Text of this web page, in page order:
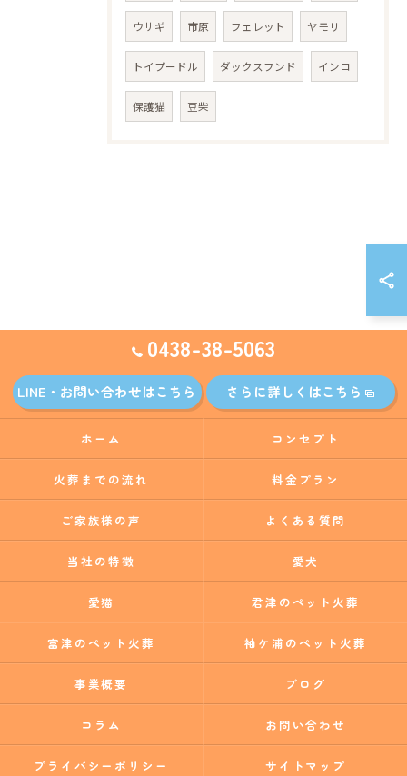
ウサギ 市原 フェレット ヤモリ
トイプードル ダックスフンド インコ
保護猫 豆柴
0438-38-5063
LINE・お問い合わせはこちら さらに詳しくはこちら
ホーム コンセプト
火葬までの流れ 料金プラン
ご家族様の声 よくある質問
当社の特徴 愛犬
愛猫 君津のペット火葬
富津のペット火葬 袖ケ浦のペット火葬
事業概要 ブログ
コラム お問い合わせ
プライバシーポリシー サイトマップ